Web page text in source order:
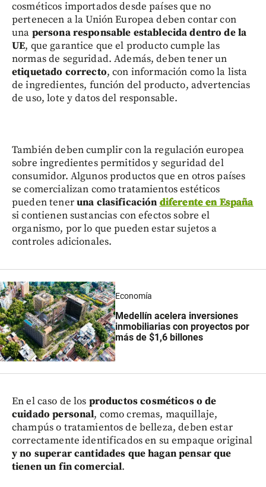
cosméticos importados desde países que no
pertenecen a la Unión Europea deben contar con
una persona responsable establecida dentro de la
UE, que garantice que el producto cumple las
normas de seguridad. Además, deben tener un
etiquetado correcto, con información como la lista
de ingredientes, función del producto, advertencias
de uso, lote y datos del responsable.
También deben cumplir con la regulación europea
sobre ingredientes permitidos y seguridad del
consumidor. Algunos productos que en otros países
se comercializan como tratamientos estéticos
pueden teneruna clasificación diferente en España
si contienen sustancias con efectos sobre el
organismo, por lo que pueden estar sujetos a
controles adicionales.
Economía
Medellín acelera inversiones
inmobiliarias con proyectos por
más de $1,6 billones
En el caso de los productos cosméticos o de
cuidado personal, como cremas, maquillaje,
champús o tratamientos de belleza, deben estar
correctamente identificados en su empaque original
y no superar cantidades que hagan pensar que
tienen un fin comercial.